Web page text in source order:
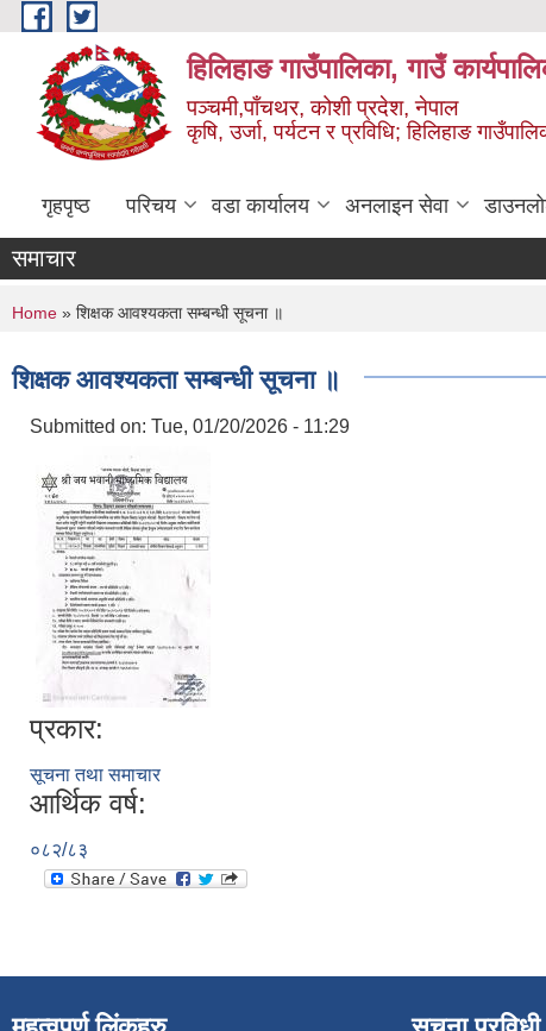
Skip to main content
हिलिहाङ गाउँपालिका, गाउँ
पञ्चमी,पाँचथर, कोशी प्रदेश, नेपाल
कृषि, उर्जा, पर्यटन र प्रविधि; हिलिहाङ
गृहपृष्ठ परिचय वडा कार्यालय अनलाइन सेवा
समाचार
You are here
Home » शिक्षक आवश्यकता सम्बन्धी सूचना ॥
शिक्षक आवश्यकता सम्बन्धी सूचना ॥
Submitted on: Tue, 01/20/2026 - 11:29
प्रकार:
सूचना तथा समाचार
आर्थिक वर्ष:
०८२/८३